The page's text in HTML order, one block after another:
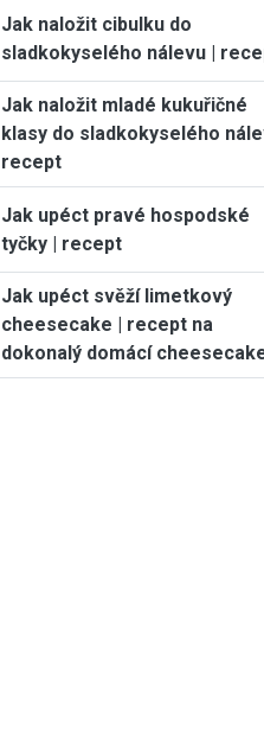
Jak naložit cibulku do
sladkokyselého nálevu |
Jak naložit mladé kukuřičné
klasy do sladkokyselého
recept
Jak upéct pravé hospodské
tyčky | recept
Jak upéct svěží limetkový
cheesecake | recept na
dokonalý domácí